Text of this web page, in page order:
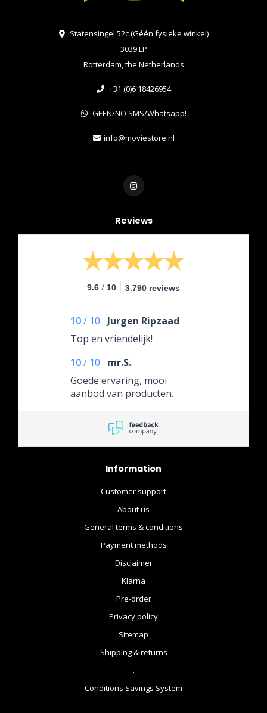
Statensingel 52c (Géén fysieke winkel)
3039 LP
Rotterdam, the Netherlands
+31 (0)6 18426954
GEEN/NO SMS/Whatsapp!
info@moviestore.nl
Reviews
9.6 / 10 3.790 reviews
10/ 10
Jurgen Ripzaad
Top en vriendelijk!
10/ 10
mr.S.
Goede ervaring, mooi
aanbod van producten.
Information
Customer support
About us
General terms & conditions
Payment methods
Disclaimer
Klarna
Pre-order
Privacy policy
Sitemap
Shipping & returns
.
Conditions Savings System